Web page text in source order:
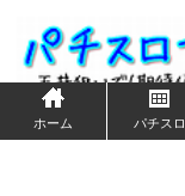
ホーム パチスロ